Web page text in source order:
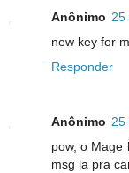
Anônimo 25
new key for
Responder
Anônimo 25
pow, o Mage
msg la pra